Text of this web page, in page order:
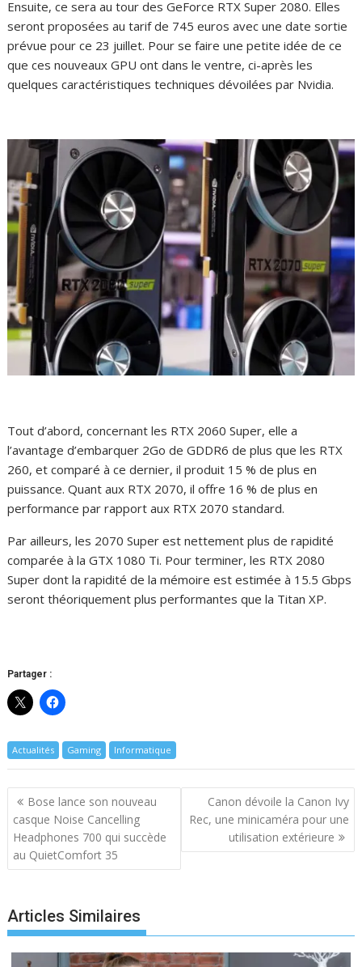
Ensuite, ce sera au tour des GeForce RTX Super 2080. Elles
seront proposées au tarif de 745 euros avec une date sortie
prévue pour ce 23 juillet. Pour se faire une petite idée de ce
que ces nouveaux GPU ont dans le ventre, ci-après les
quelques caractéristiques techniques dévoilées par Nvidia.
Tout d’abord, concernant les RTX 2060 Super, elle a
l’avantage d’embarquer 2Go de GDDR6 de plus que les RTX
260, et comparé à ce dernier, il produit 15 % de plus en
puissance. Quant aux RTX 2070, il offre 16 % de plus en
performance par rapport aux RTX 2070 standard.
Par ailleurs, les 2070 Super est nettement plus de rapidité
comparée à la GTX 1080 Ti. Pour terminer, les RTX 2080
Super dont la rapidité de la mémoire est estimée à 15.5 Gbps
seront théoriquement plus performantes que la Titan XP.
Partager :
Actualités Gaming Informatique
Navigation
de
l’article
Bose lance son nouveau
casque Noise Cancelling
Headphones 700 qui succède
au QuietComfort 35
Canon dévoile la Canon Ivy
Rec, une minicaméra pour une
utilisation extérieure
Articles Similaires